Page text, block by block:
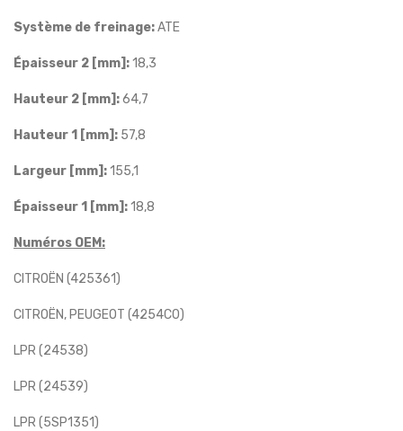
Système de freinage:ATE
Épaisseur 2 [mm]:18,3
Hauteur 2 [mm]:64,7
Hauteur 1 [mm]: 57,8
Largeur [mm]:155,1
Épaisseur 1 [mm]:18,8
Numéros OEM:
CITROËN (425361)
CITROËN, PEUGEOT (4254C0)
LPR (24538)
LPR (24539)
LPR (5SP1351)